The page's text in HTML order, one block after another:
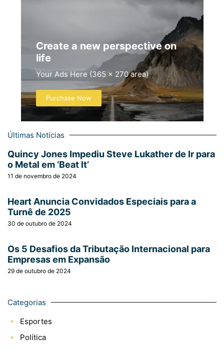
Create a new perspective on
life
Your Ads Here (365 x 270 area)
Purchase Now
Últimas Notícias
Quincy Jones Impediu Steve Lukather de Ir para
o Metal em ‘Beat It’
11 de novembro de 2024
Heart Anuncia Convidados Especiais para a
Turnê de 2025
30 de outubro de 2024
Os 5 Desafios da Tributação Internacional para
Empresas em Expansão
29 de outubro de 2024
Categorias
Esportes
Política